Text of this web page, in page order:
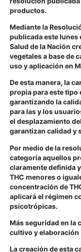
productos.
Mediante la
publicada este lunes
Salud de la Nación
vegetales a base de
uso y aplicación en
De esta manera, la
propia para este
garantizando la
para las y los
el desplazamiento
garantizan calidad y
Por medio de la
categoría aquellos
claramente definida
THC menores o
concentración de
aplicará el régimen
psicotrópicas.
Más seguridad en la
cultivo y elaboración
La creación de esta